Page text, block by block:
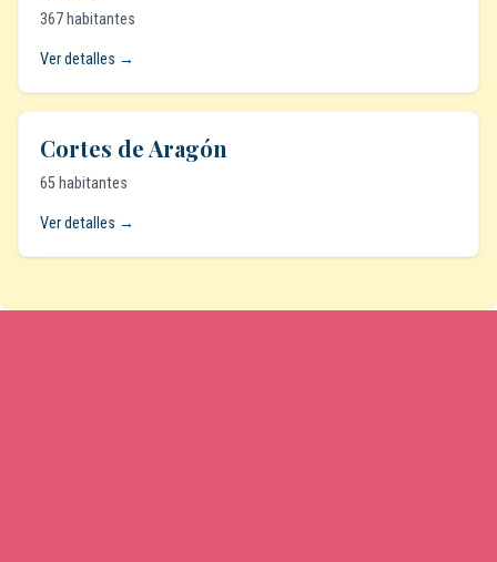
367 habitantes
Ver detalles →
Cortes de Aragón
65 habitantes
Ver detalles →